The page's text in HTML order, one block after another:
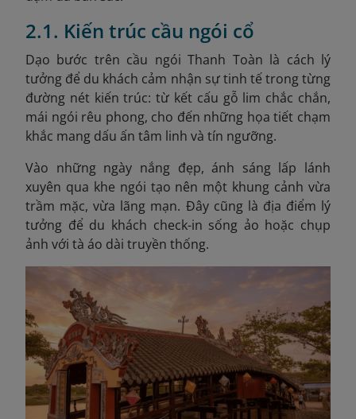
2.1. Kiến trúc cầu ngói cổ
Dạo bước trên cầu ngói Thanh Toàn là cách lý
tưởng để du khách cảm nhận sự tinh tế trong từng
đường nét kiến trúc: từ kết cấu gỗ lim chắc chắn,
mái ngói rêu phong, cho đến những họa tiết chạm
khắc mang dấu ấn tâm linh và tín ngưỡng.
Vào những ngày nắng đẹp, ánh sáng lấp lánh
xuyên qua khe ngói tạo nên một khung cảnh vừa
trầm mặc, vừa lãng mạn. Đây cũng là địa điểm lý
tưởng để du khách check-in sống ảo hoặc chụp
ảnh với tà áo dài truyền thống.